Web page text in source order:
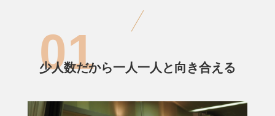
少人数だから一人一人と向き合える